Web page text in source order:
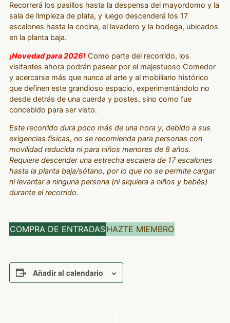
Recorrerá los pasillos hasta la despensa del mayordomo y la
sala de limpieza de plata, y luego descenderá los 17
escalones hasta la cocina, el lavadero y la bodega, ubicados
en la planta baja.
¡Novedad para 2026!Como parte del recorrido, los
visitantes ahora podrán pasear por el majestuoso Comedor
y acercarse más que nunca al arte y al mobiliario histórico
que definen este grandioso espacio, experimentándolo no
desde detrás de una cuerda y postes, sino como fue
concebido para ser visto.
Este recorrido dura poco más de una hora y, debido a sus
exigencias físicas, no se recomienda para personas con
movilidad reducida ni para niños menores de 8 años.
Requiere descender una estrecha escalera de 17 escalones
hasta la planta baja/sótano, por lo que no se permite cargar
ni levantar a ninguna persona (ni siquiera a niños y bebés)
durante el recorrido.
COMPRA DE ENTRADASHAZTE MIEMBRO
Añadir al calendario